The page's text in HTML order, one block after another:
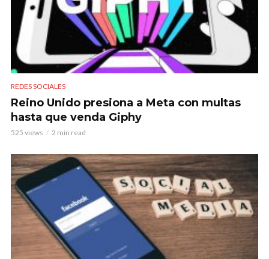
REDES SOCIALES
Reino Unido presiona a Meta con multas
hasta que venda Giphy
525 views 2 min read